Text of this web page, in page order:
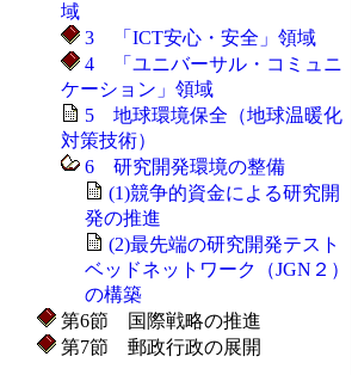
域
3 「ICT安心・安全」領域
4 「ユニバーサル・コミュニ
ケーション」領域
5 地球環境保全（地球温暖化
対策技術）
6 研究開発環境の整備
(1)競争的資金による研究開
発の推進
(2)最先端の研究開発テスト
ベッドネットワーク（JGN２）
の構築
第6節 国際戦略の推進
第7節 郵政行政の展開